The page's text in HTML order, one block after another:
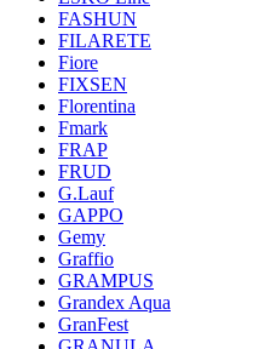
FASHUN
FILARETE
Fiore
FIXSEN
Florentina
Fmark
FRAP
FRUD
G.Lauf
GAPPO
Gemy
Graffio
GRAMPUS
Grandex Aqua
GranFest